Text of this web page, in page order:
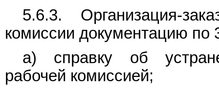
5.6.3. Организация-
комиссии документацию по
а) справку об
рабочей комиссией;